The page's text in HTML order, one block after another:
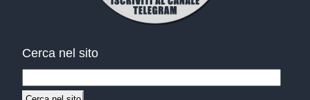
Cerca nel sito